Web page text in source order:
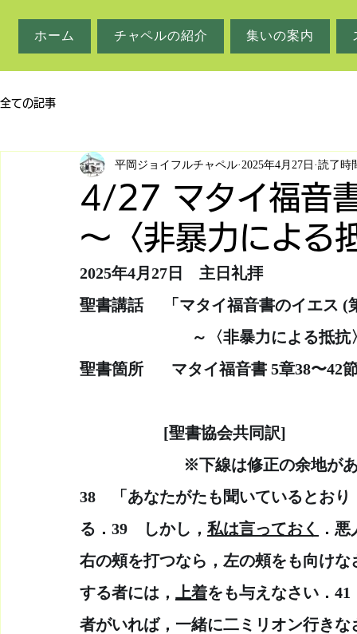
ホーム チャペルの紹介 集いの案内
全ての記事
4/27 マタイ福音
～〈非暴力による
平岡ジョイフルチャペル 2025年4月27日 読了時
2025年4月27日　主日礼拝
聖書講話     「マタイ福音書のイエス (
～〈非暴力による抵抗〉
聖書箇所　   マタイ福音書 5章38〜42
[聖書協会共同訳]
※下線は修正の余地がある
38　「あなたがたも聞いているとお
る．39　しかし， 私は言っておく
．
右の頰を打つなら，左の頰をも向けな
する者には， 上着をも与えなさい．
者がいれば，一緒に二ミリオン行き